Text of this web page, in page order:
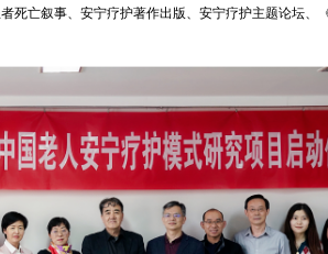
死亡叙事、安宁疗护著作出版、安宁疗护主题论坛